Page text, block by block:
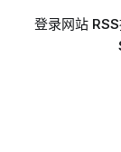
登录网站 RSS